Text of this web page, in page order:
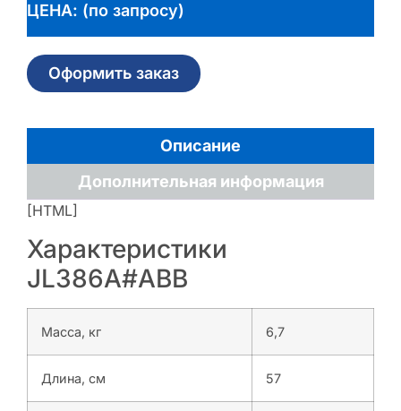
ЦЕНА: (по запросу)
Оформить заказ
Описание
Дополнительная информация
[HTML]
Характеристики
JL386A#ABB
Масса, кг 6,7
Длина, см 57